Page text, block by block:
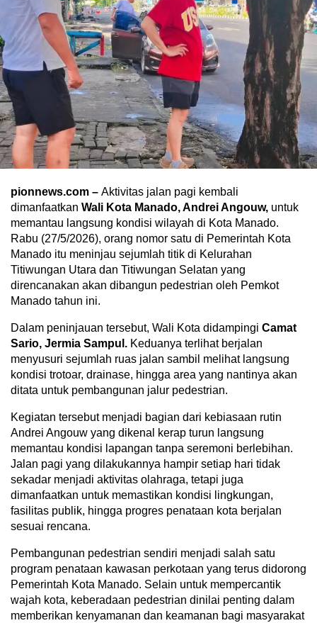
pionnews.com – Aktivitas jalan pagi kembali
dimanfaatkan Wali Kota Manado, Andrei Angouw, untuk
memantau langsung kondisi wilayah di Kota Manado.
Rabu (27/5/2026), orang nomor satu di Pemerintah Kota
Manado itu meninjau sejumlah titik di Kelurahan
Titiwungan Utara dan Titiwungan Selatan yang
direncanakan akan dibangun pedestrian oleh Pemkot
Manado tahun ini.
Dalam peninjauan tersebut, Wali Kota didampingi Camat
Sario, Jermia Sampul. Keduanya terlihat berjalan
menyusuri sejumlah ruas jalan sambil melihat langsung
kondisi trotoar, drainase, hingga area yang nantinya akan
ditata untuk pembangunan jalur pedestrian.
Kegiatan tersebut menjadi bagian dari kebiasaan rutin
Andrei Angouw yang dikenal kerap turun langsung
memantau kondisi lapangan tanpa seremoni berlebihan.
Jalan pagi yang dilakukannya hampir setiap hari tidak
sekadar menjadi aktivitas olahraga, tetapi juga
dimanfaatkan untuk memastikan kondisi lingkungan,
fasilitas publik, hingga progres penataan kota berjalan
sesuai rencana.
Pembangunan pedestrian sendiri menjadi salah satu
program penataan kawasan perkotaan yang terus didorong
Pemerintah Kota Manado. Selain untuk mempercantik
wajah kota, keberadaan pedestrian dinilai penting dalam
memberikan kenyamanan dan keamanan bagi masyarakat